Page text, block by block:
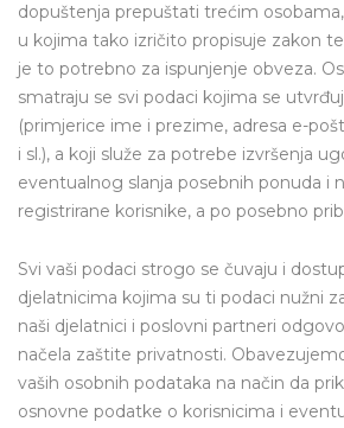
dopuštenja prepuštati trećim
u kojima tako izričito propisuje zakon
je to potrebno za ispunjenje obveza.
smatraju se svi podaci kojima se
(primjerice ime i prezime, adresa e-
i sl.), a koji služe za potrebe izvršenja
eventualnog slanja posebnih ponuda i
registrirane korisnike, a po posebno
Svi vaši podaci strogo se čuvaju i
djelatnicima kojima su ti podaci nužni
naši djelatnici i poslovni partneri
načela zaštite privatnosti.
vaših osobnih podataka na način da
osnovne podatke o korisnicima i